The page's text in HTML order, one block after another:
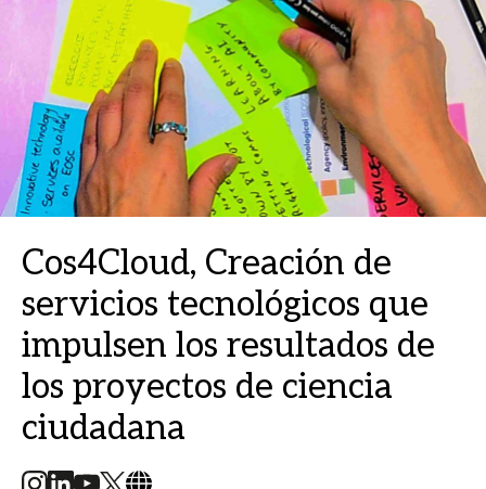
Cos4Cloud, Creación de
servicios tecnológicos que
impulsen los resultados de
los proyectos de ciencia
ciudadana